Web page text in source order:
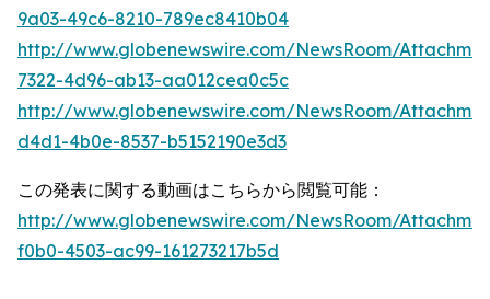
9a03-49c6-8210-789ec8410b04
http://www.globenewswire.com/NewsRoom/
7322-4d96-ab13-aa012cea0c5c
http://www.globenewswire.com/NewsRoom/
d4d1-4b0e-8537-b5152190e3d3
この発表に関する動画はこちらから閲覧可能：
http://www.globenewswire.com/NewsRoom/
f0b0-4503-ac99-161273217b5d